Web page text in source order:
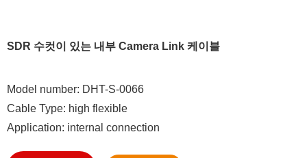
SDR 수컷이 있는 내부 Camera Link 케이블
Model number: DHT-S-0066
Cable Type: high flexible
Application: internal connection